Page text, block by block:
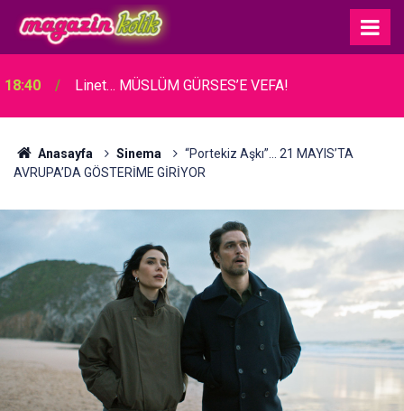
18:40 Linet… MÜSLÜM GÜRSES’E VEFA!
Anasayfa Sinema
​​​​​​​“Portekiz Aşkı”… 21 MAYIS’TA
AVRUPA’DA GÖSTERİME GİRİYOR